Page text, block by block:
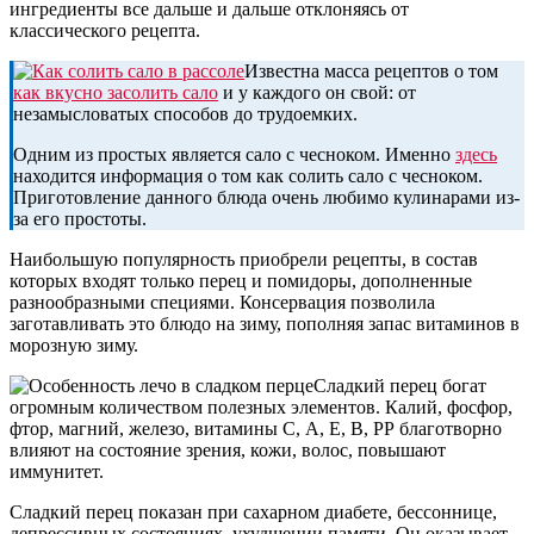
ингредиенты все дальше и дальше отклоняясь от
классического рецепта.
Известна масса рецептов о том
как вкусно засолить сало и у каждого он свой: от
незамысловатых способов до трудоемких.
Одним из простых является сало с чесноком. Именно здесь
находится информация о том как солить сало с чесноком.
Приготовление данного блюда очень любимо кулинарами из-
за его простоты.
Наибольшую популярность приобрели рецепты, в состав
которых входят только перец и помидоры, дополненные
разнообразными специями. Консервация позволила
заготавливать это блюдо на зиму, пополняя запас витаминов в
морозную зиму.
Сладкий перец богат
огромным количеством полезных элементов. Калий, фосфор,
фтор, магний, железо, витамины С, А, Е, В, РР благотворно
влияют на состояние зрения, кожи, волос, повышают
иммунитет.
Сладкий перец показан при сахарном диабете, бессоннице,